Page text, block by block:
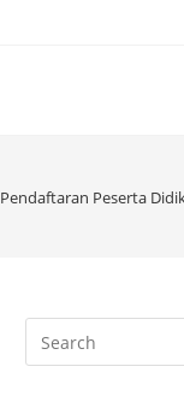
Pendaftaran Peserta
Search
for: